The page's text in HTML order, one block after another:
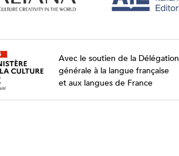
Avec le soutien de la Délégation
générale à la langue française
et aux langues de France